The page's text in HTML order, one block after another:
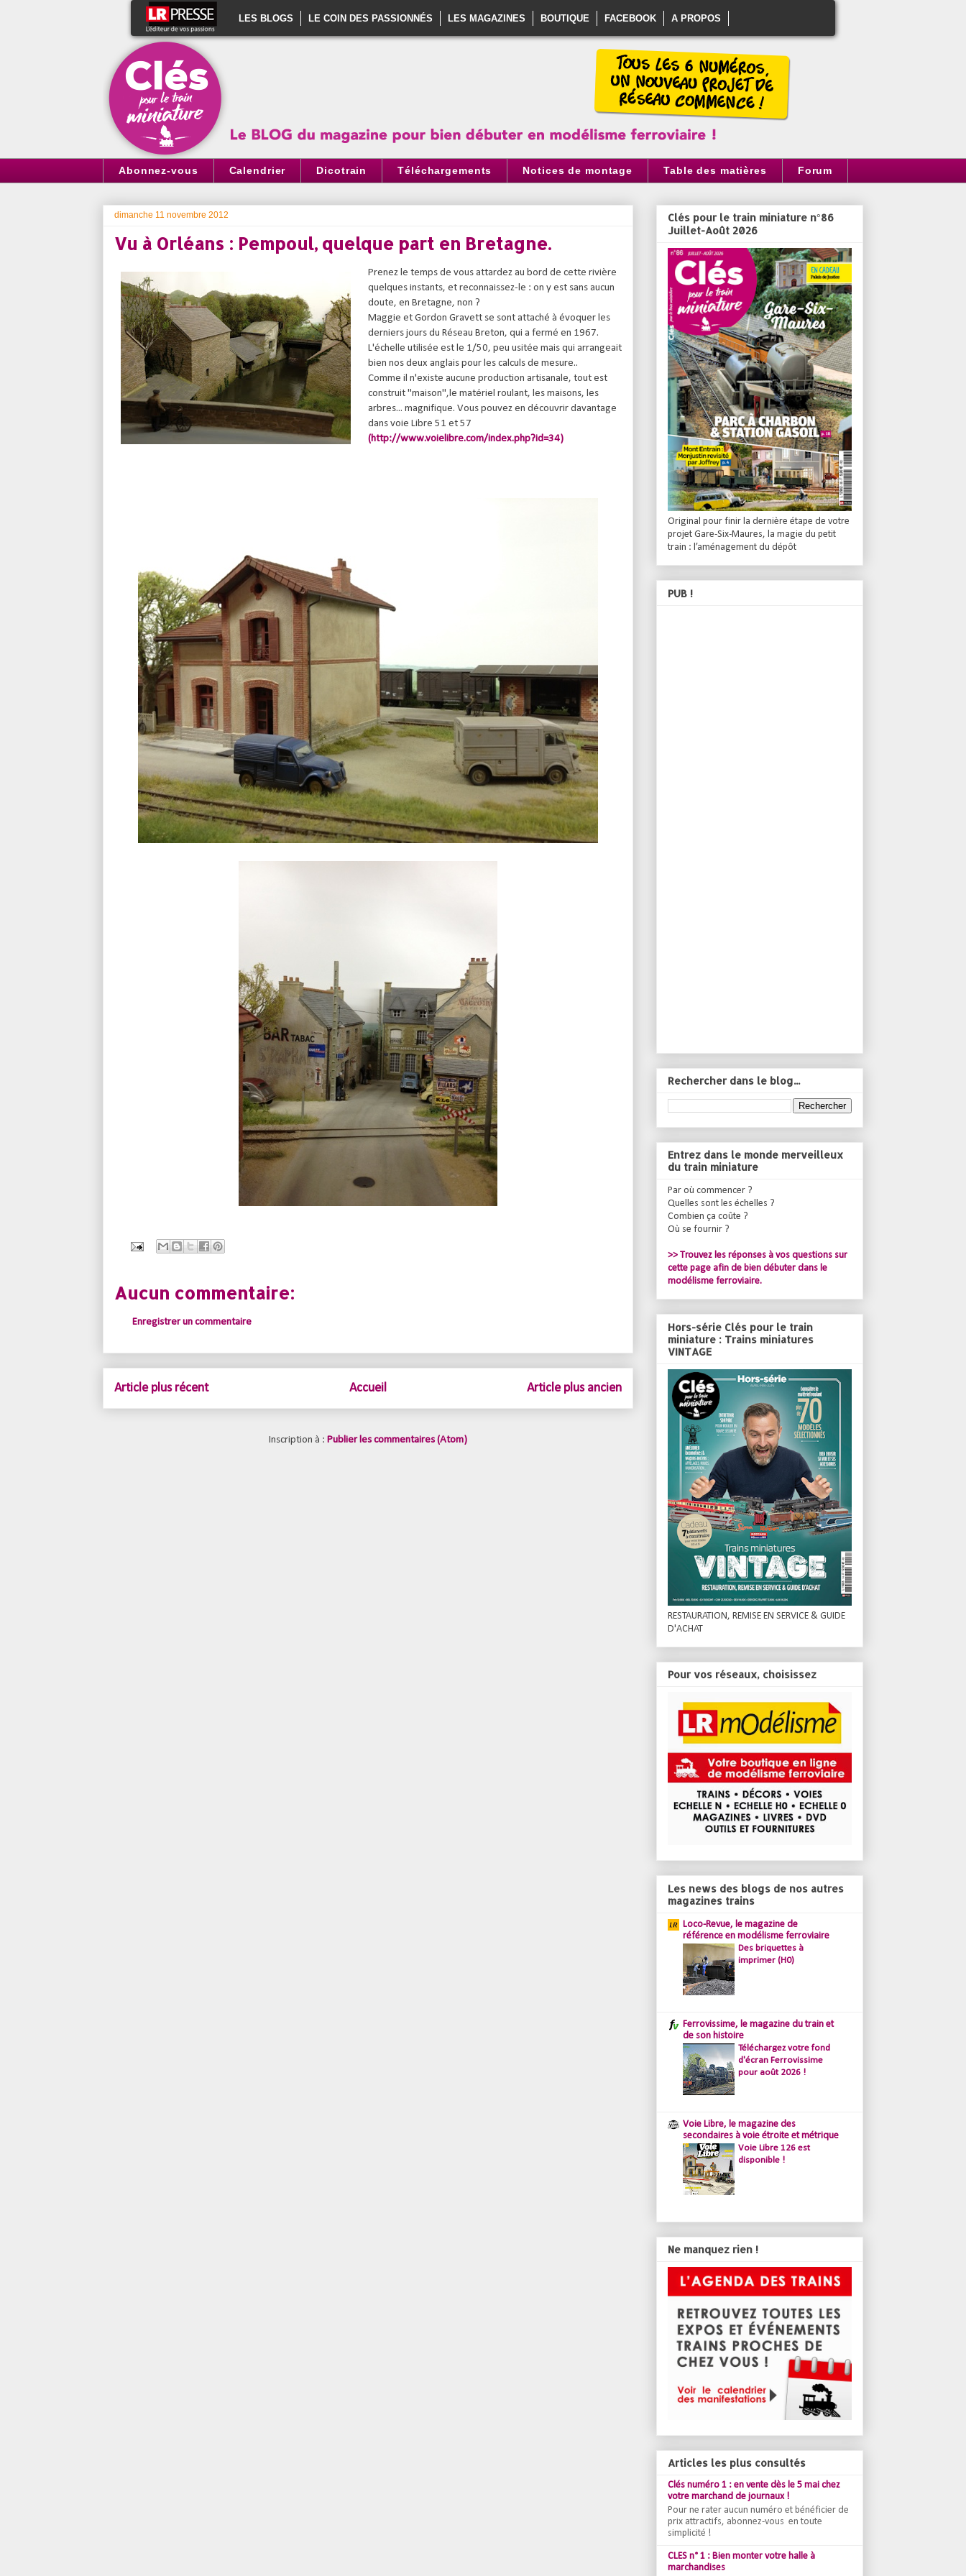
LES BLOGS LE COIN DES PASSIONNÉS LES MAGAZINES BOUTIQUE FACEBOOK A PROPOS
Abonnez-vous Calendrier Dicotrain Téléchargements Notices de montage Table des matières Forum
dimanche 11 novembre 2012
Vu à Orléans : Pempoul, quelque part en Bretagne.
Prenez le temps de vous attardez au bord de cette rivière
quelques instants, et reconnaissez-le : on y est sans aucun
doute, en Bretagne, non ?
Maggie et Gordon Gravett se sont attaché à évoquer les
derniers jours du Réseau Breton, qui a fermé en 1967.
L'échelle utilisée est le 1/50, peu usitée mais qui arrangeait
bien nos deux anglais pour les calculs de mesure..
Comme il n'existe aucune production artisanale, tout est
construit "maison",le matériel roulant, les maisons, les
arbres... magnifique. Vous pouvez en découvrir davantage
dans voie Libre 51 et 57
(http://www.voielibre.com/index.php?id=34)
Aucun commentaire:
Enregistrer un commentaire
Article plus récent Article plus ancien
Accueil
Inscription à : Publier les commentaires (Atom)
Clés pour le train miniature n°86
Juillet-Août 2026
Original pour finir la dernière étape de votre
projet Gare-Six-Maures, la magie du petit
train : l’aménagement du dépôt
PUB !
Rechercher dans le blog...
Entrez dans le monde merveilleux
du train miniature
Par où commencer ?
Quelles sont les échelles ?
Combien ça coûte ?
Où se fournir ?
>> Trouvez les réponses à vos questions sur
cette page afin de bien débuter dans le
modélisme ferroviaire.
Hors-série Clés pour le train
miniature : Trains miniatures
VINTAGE
RESTAURATION, REMISE EN SERVICE & GUIDE
D'ACHAT
Pour vos réseaux, choisissez
Les news des blogs de nos autres
magazines trains
Loco-Revue, le magazine de
référence en modélisme ferroviaire
Des briquettes à
imprimer (H0)
Ferrovissime, le magazine du train et
de son histoire
Téléchargez votre fond
d'écran Ferrovissime
pour août 2026 !
Voie Libre, le magazine des
secondaires à voie étroite et métrique
Voie Libre 126 est
disponible !
Ne manquez rien !
Articles les plus consultés
Clés numéro 1 : en vente dès le 5 mai chez
votre marchand de journaux !
Pour ne rater aucun numéro et bénéficier de
prix attractifs, abonnez-vous en toute
simplicité !
CLES n° 1 : Bien monter votre halle à
marchandises